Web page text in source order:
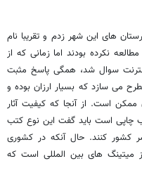
های این شهر زدم و تقریبا نام
نکرده بودند اما زمانی که از
سوال شد، همگی پاسخ مثبت
می سازد که بسیار ارزان بوده و
ممکن است. از آنجا که کیفیت آثار
چاپی است باید گفت این نوع کتب
کشور کنند. حال آنکه در کشوری
میتینگ های بین المللی است که